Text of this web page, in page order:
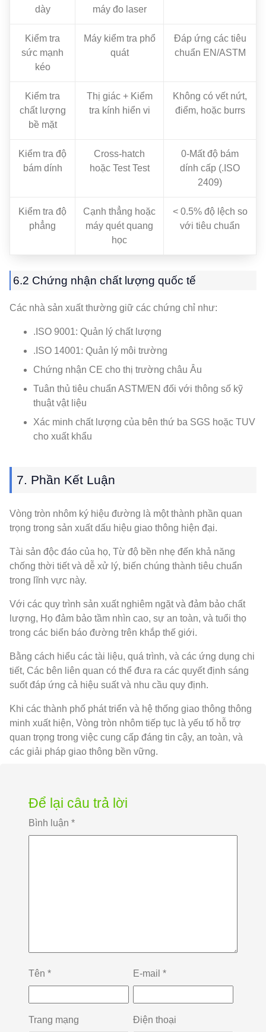
dày
máy đo laser
Kiểm tra
sức mạnh
kéo
Máy kiểm tra phổ
quát
Đáp ứng các tiêu
chuẩn EN/ASTM
Kiểm tra
chất lượng
bề mặt
Thị giác + Kiểm
tra kính hiển vi
Không có vết nứt,
điểm, hoặc burrs
Kiểm tra độ
bám dính
Cross-hatch
hoặc Test Test
0-Mất độ bám
dính cấp (.ISO
2409)
Kiểm tra độ
phẳng
Cạnh thẳng hoặc
máy quét quang
học
< 0.5% độ lệch so
với tiêu chuẩn
6.2 Chứng nhận chất lượng quốc tế
Các nhà sản xuất thường giữ các chứng chỉ như:
.ISO 9001: Quản lý chất lượng
.ISO 14001: Quản lý môi trường
Chứng nhận CE cho thị trường châu Âu
Tuân thủ tiêu chuẩn ASTM/EN đối với thông số kỹ
thuật vật liệu
Xác minh chất lượng của bên thứ ba SGS hoặc TUV
cho xuất khẩu
7. Phần Kết Luận
Vòng tròn nhôm ký hiệu đường là một thành phần quan
trọng trong sản xuất dấu hiệu giao thông hiện đại.
Tài sản độc đáo của họ, Từ độ bền nhẹ đến khả năng
chống thời tiết và dễ xử lý, biến chúng thành tiêu chuẩn
trong lĩnh vực này.
Với các quy trình sản xuất nghiêm ngặt và đảm bảo chất
lượng, Họ đảm bảo tầm nhìn cao, sự an toàn, và tuổi thọ
trong các biển báo đường trên khắp thế giới.
Bằng cách hiểu các tài liệu, quá trình, và các ứng dụng chi
tiết, Các bên liên quan có thể đưa ra các quyết định sáng
suốt đáp ứng cả hiệu suất và nhu cầu quy định.
Khi các thành phố phát triển và hệ thống giao thông thông
minh xuất hiện, Vòng tròn nhôm tiếp tục là yếu tố hỗ trợ
quan trọng trong việc cung cấp đáng tin cậy, an toàn, và
các giải pháp giao thông bền vững.
Để lại câu trả lời
Bình luận *
Tên * E-mail *
Trang mạng Điện thoại